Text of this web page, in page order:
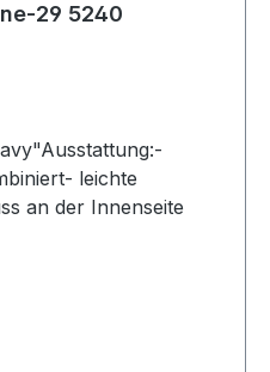
29 5240
leichte
an der Innenseite